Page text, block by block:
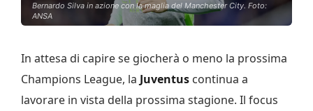
Bernardo Silva in azione con la maglia del Manchester City. Foto:
ANSA
In attesa di capire se giocherà o meno la prossima
Champions League, la Juventus continua a
lavorare in vista della prossima stagione. Il focus